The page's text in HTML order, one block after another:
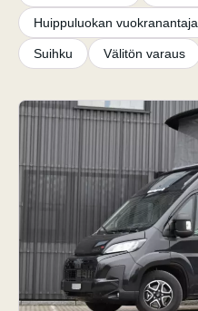
Huippuluokan vuokranantaja
Suihku Välitön varaus